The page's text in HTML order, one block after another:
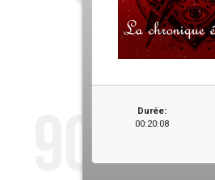
Durée:
00:20:08